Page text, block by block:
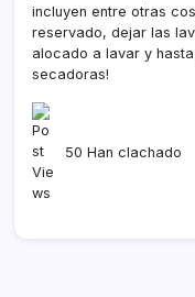
incluyen entre otras
reservado, dejar las
alocado a lavar y
secadoras!
50 Han clachado